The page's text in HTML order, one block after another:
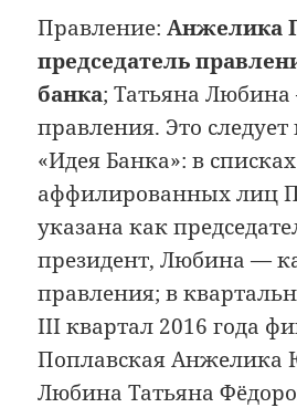
Правление:Анжелика
председатель
банка; Татьяна
правления. Это
«Идея Банка»: в списках
аффилированных лиц
указана как
президент, Любина —
правления; в
III квартал 2016 года
Поплавская Анжелика
Любина Татьяна